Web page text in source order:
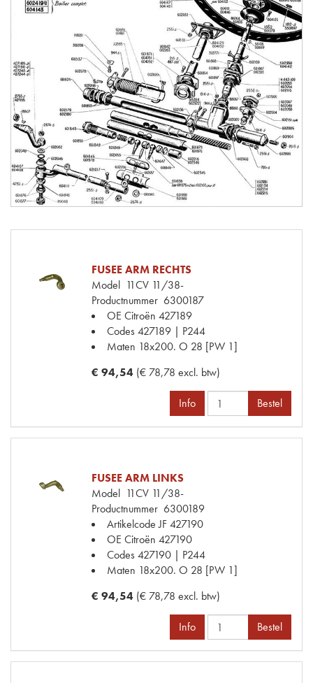
FUSEE ARM RECHTS
Model 11CV 11/38-
Productnummer 6300187
OE Citroën 427189
Codes427189 | P244
Maten 18x200. O 28 [PW 1]
€ 94,54 (€ 78,78 excl. btw)
Info Bestel
FUSEE ARM LINKS
Model 11CV 11/38-
Productnummer 6300189
Artikelcode JF427190
OE Citroën 427190
Codes427190 | P244
Maten 18x200. O 28 [PW 1]
€ 94,54 (€ 78,78 excl. btw)
Info Bestel